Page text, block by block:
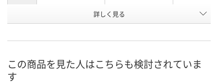
白
号
お届け日
詳しく見る
この商品を見た人はこちらも検討されていま
す